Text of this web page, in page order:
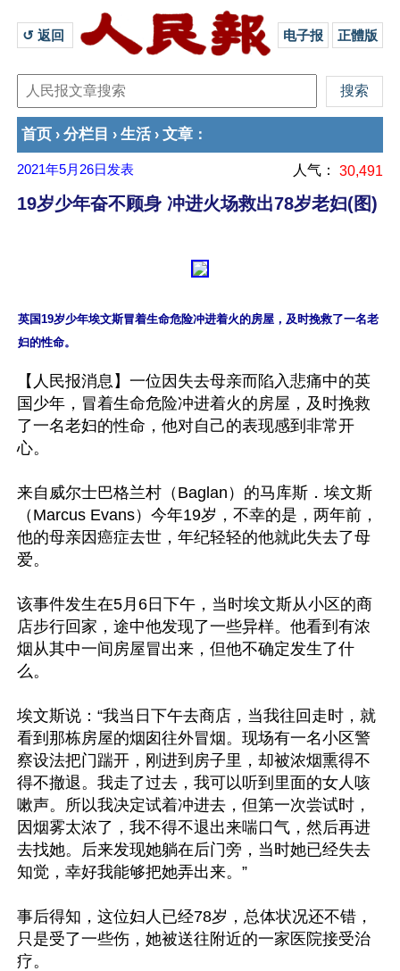
↺ 返回 电子报 正體版
首页 › 分栏目 › 生活 › 文章 ：
2021年5月26日 发表 人气： 30,491
19岁少年奋不顾身 冲进火场救出78岁老妇(图)
英国19岁少年埃文斯冒着生命危险冲进着火的房屋，及时挽救了一名老
【人民报消息】一位因失去母亲而陷入悲痛中的英
国少年，冒着生命危险冲进着火的房屋，及时挽救
了一名老妇的性命，他对自己的表现感到非常开
心。
来自威尔士巴格兰村（Baglan）的马库斯．埃文斯
（Marcus Evans）今年19岁，不幸的是，两年前，
他的母亲因癌症去世，年纪轻轻的他就此失去了母
爱。
该事件发生在5月6日下午，当时埃文斯从小区的商
店步行回家，途中他发现了一些异样。他看到有浓
烟从其中一间房屋冒出来，但他不确定发生了什
么。
埃文斯说：“我当日下午去商店，当我往回走时，就
看到那栋房屋的烟囱往外冒烟。现场有一名小区警
察设法把门踹开，刚进到房子里，却被浓烟熏得不
得不撤退。我走了过去，我可以听到里面的女人咳
嗽声。所以我决定试着冲进去，但第一次尝试时，
因烟雾太浓了，我不得不退出来喘口气，然后再进
去找她。后来发现她躺在后门旁，当时她已经失去
知觉，幸好我能够把她弄出来。”
事后得知，这位妇人已经78岁，总体状况还不错，
只是受了一些伤，她被送往附近的一家医院接受治
疗。